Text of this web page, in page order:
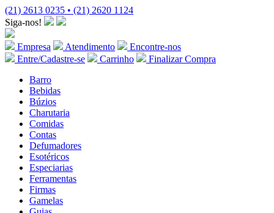
(21) 2613 0235 • (21) 2620 1124
Siga-nos!
Empresa Atendimento
Encontre-nos
Entre/Cadastre-se
Carrinho
Finalizar Compra
Barro
Bebidas
Búzios
Charutaria
Comidas
Contas
Defumadores
Esotéricos
Especiarias
Ferramentas
Firmas
Gamelas